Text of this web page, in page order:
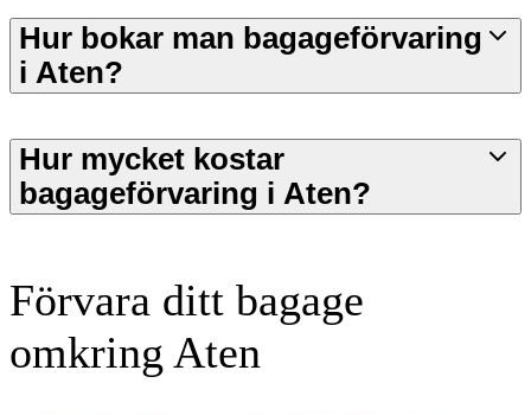
Hur bokar man bagageförvaring
i Aten?
Hur mycket kostar
bagageförvaring i Aten?
Förvara ditt bagage
omkring Aten